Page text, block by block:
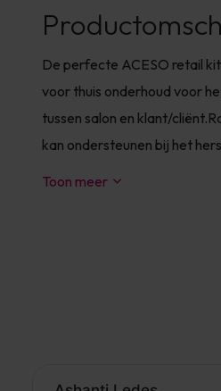
De perfecte ACESO retail
voor thuis onderhoud voor
tussen salon en klant/
kan ondersteunen bij het
Toon meer